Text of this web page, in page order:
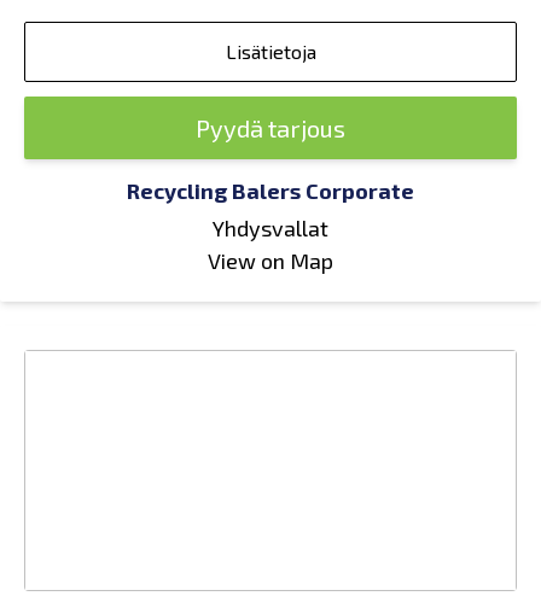
Lisätietoja
Pyydä tarjous
Recycling Balers Corporate
Yhdysvallat
View on Map